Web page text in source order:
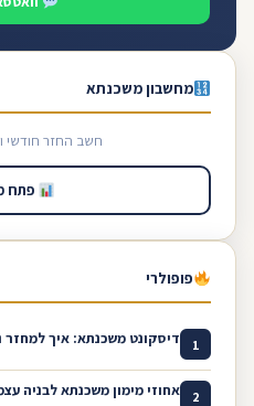
מחשבון משכנתא
חשב החזר חודשי
פתח
פופולרי
1 דיסקונט משכנתא: איך למחזר
2 אחוזי מימון משכנתא לבניה